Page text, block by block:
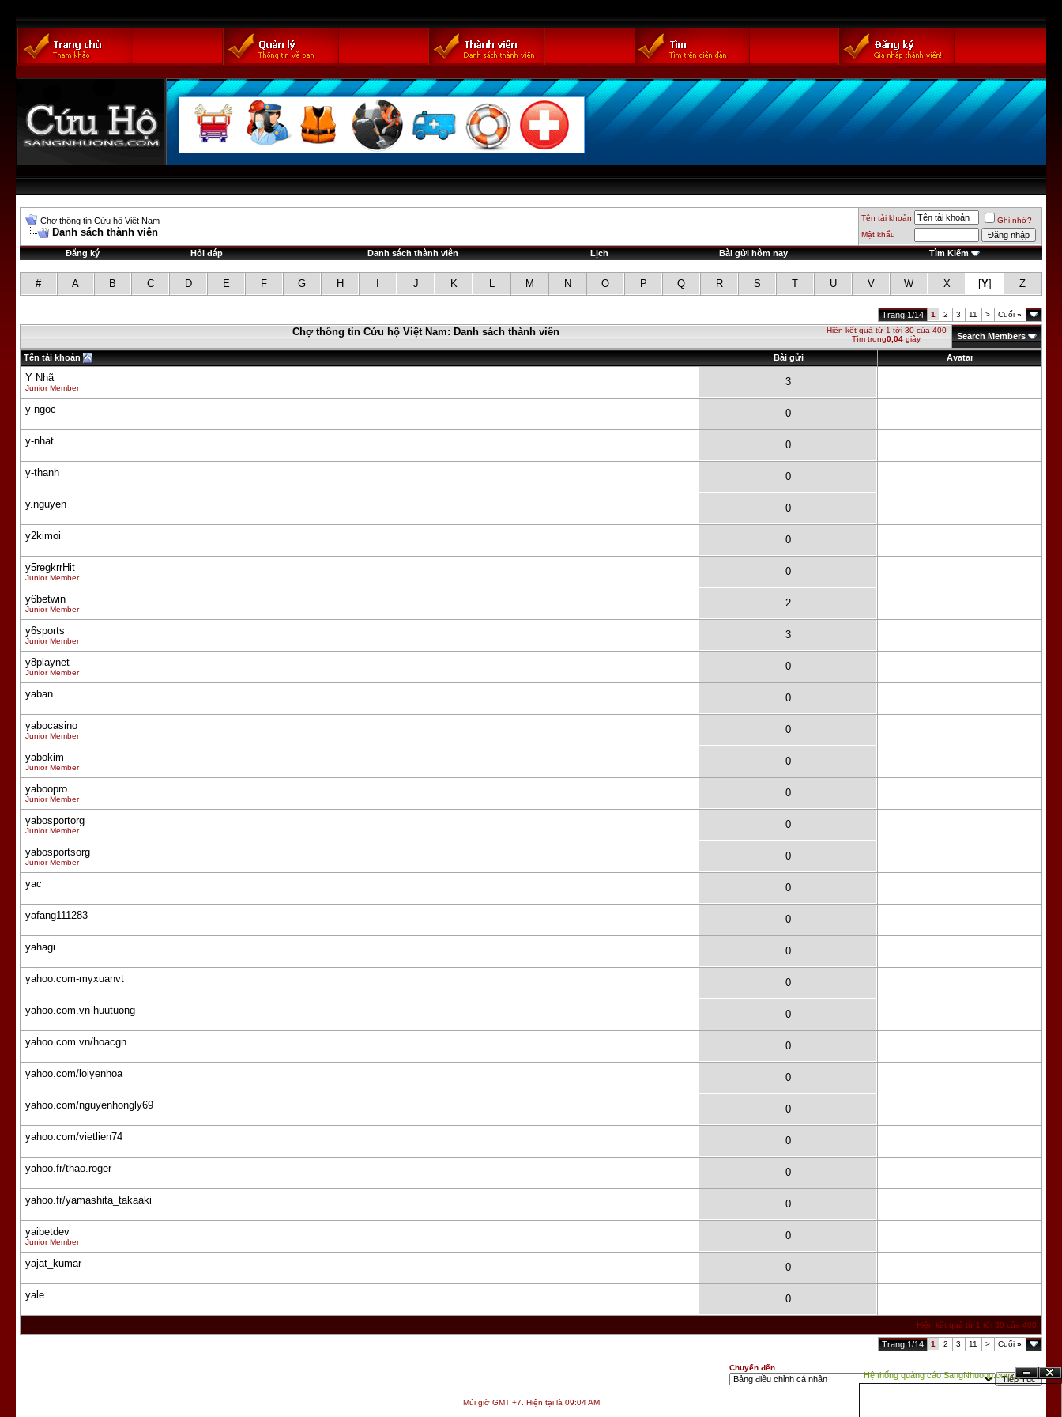
Chợ thông tin Cứu hộ Việt Nam
Danh sách thành viên
Tên tài khoản
Ghi nhớ?
Mật khẩu
Đăng ký Hỏi đáp Danh sách thành viên Lịch Bài gửi hôm nay Tìm Kiếm
# A B C D E F G H J K L M N O P Q R S T U V W X [Y] Z
Trang 1/14 1 2 3 11 > Cuối »
Hiện kết quả từ 1 tới 30 của 400
Tìm trong0,04giây.
Chợ thông tin Cứu hộ Việt Nam: Danh sách thành viên Search Members
Tên tài khoản Bài gửi Avatar
Y Nhã
Junior Member
3
y-ngoc 0
y-nhat 0
y-thanh 0
y.nguyen 0
y2kimoi 0
y5regkrrHit
Junior Member
0
y6betwin
Junior Member
2
y6sports
Junior Member
3
y8playnet
Junior Member
0
yaban 0
yabocasino
Junior Member
0
yabokim
Junior Member
0
yaboopro
Junior Member
0
yabosportorg
Junior Member
0
yabosportsorg
Junior Member
0
yac 0
yafang111283 0
yahagi 0
yahoo.com-myxuanvt 0
yahoo.com.vn-huutuong 0
yahoo.com.vn/hoacgn 0
yahoo.com/loiyenhoa 0
yahoo.com/nguyenhongly69 0
yahoo.com/vietlien74 0
yahoo.fr/thao.roger 0
yahoo.fr/yamashita_takaaki 0
yaibetdev
Junior Member
0
yajat_kumar 0
yale 0
Hiện kết quả từ 1 tới 30 của 400
Trang 1/14 1 2 3 11 > Cuối »
Chuyển đến
Ẩn Đóng
Hệ thống quảng cáo SangNhuong.com;
Múi giờ GMT +7. Hiện tại là 09:04 AM